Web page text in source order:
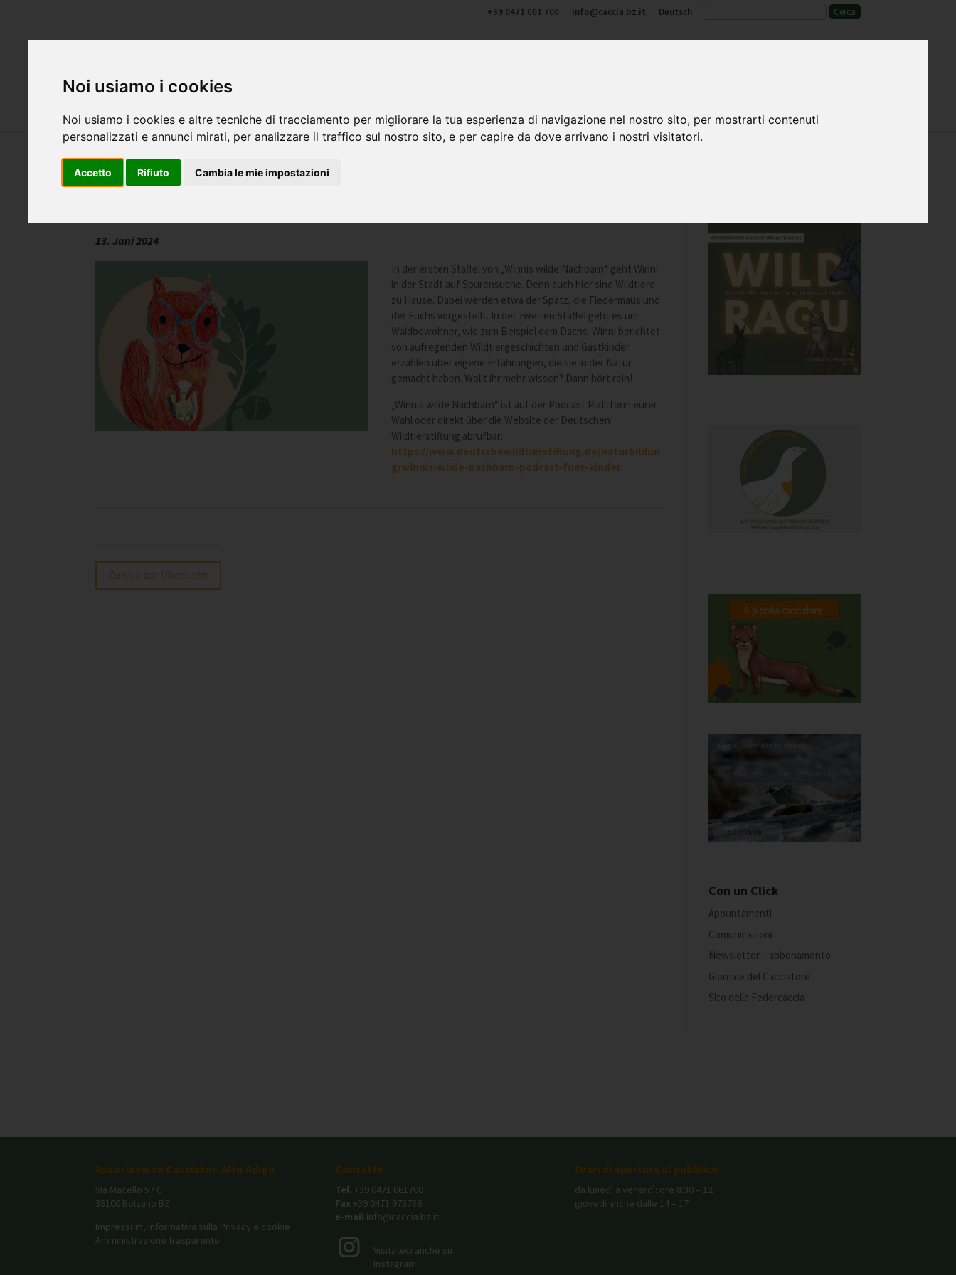
Noi usiamo i cookies
Noi usiamo i cookies e altre tecniche di tracciamento per migliorare la tua esperienza di navigazione nel nostro sito, per mostrarti contenuti
personalizzati e annunci mirati, per analizzare il traffico sul nostro sito, e per capire da dove arrivano i nostri visitatori.
Accetto Rifiuto Cambia le mie impostazioni
+39 0471 061 700 info@caccia.bz.it Deutsch
13. Juni 2024
In der ersten Staffel von „Winnis wilde Nachbarn“ geht Winni
in der Stadt auf Spurensuche. Denn auch hier sind Wildtiere
zu Hause. Dabei werden etwa der Spatz, die Fledermaus und
der Fuchs vorgestellt. In der zweiten Staffel geht es um
Waldbewohner, wie zum Beispiel dem Dachs. Winni berichtet
von aufregenden Wildtiergeschichten und Gastkinder
erzählen über eigene Erfahrungen, die sie in der Natur
gemacht haben. Wollt ihr mehr wissen? Dann hört rein!
„Winnis wilde Nachbarn“ ist auf der Podcast Plattform eurer
Wahl oder direkt über die Website der Deutschen
Wildtierstiftung abrufbar:
https://www.deutschewildtierstiftung.de/naturbildun
g/winnis-wilde-nachbarn-podcast-fuer-kinder
Zurück zur Übersicht
pace. Anche per la pernice bianca...
continua...
Con un Click
Appuntamenti
Comunicazioni
Newsletter – abbonamento
Giornale del Cacciatore
Sito della Federcaccia
Associazione Cacciatori Alto Adige
Via Macello 57 C
39100 Bolzano BZ
Impressum, Informativa sulla Privacy e cookie
Amministrazione trasparente
Contatto
Tel. +39 0471 061700
Fax +39 0471 973786
e-mail info@caccia.bz.it
Visitateci anche su
Instagram
Orari di apertura al pubblico
da lunedì a venerdì: ore 8:30 – 12
giovedì anche dalle 14 – 17